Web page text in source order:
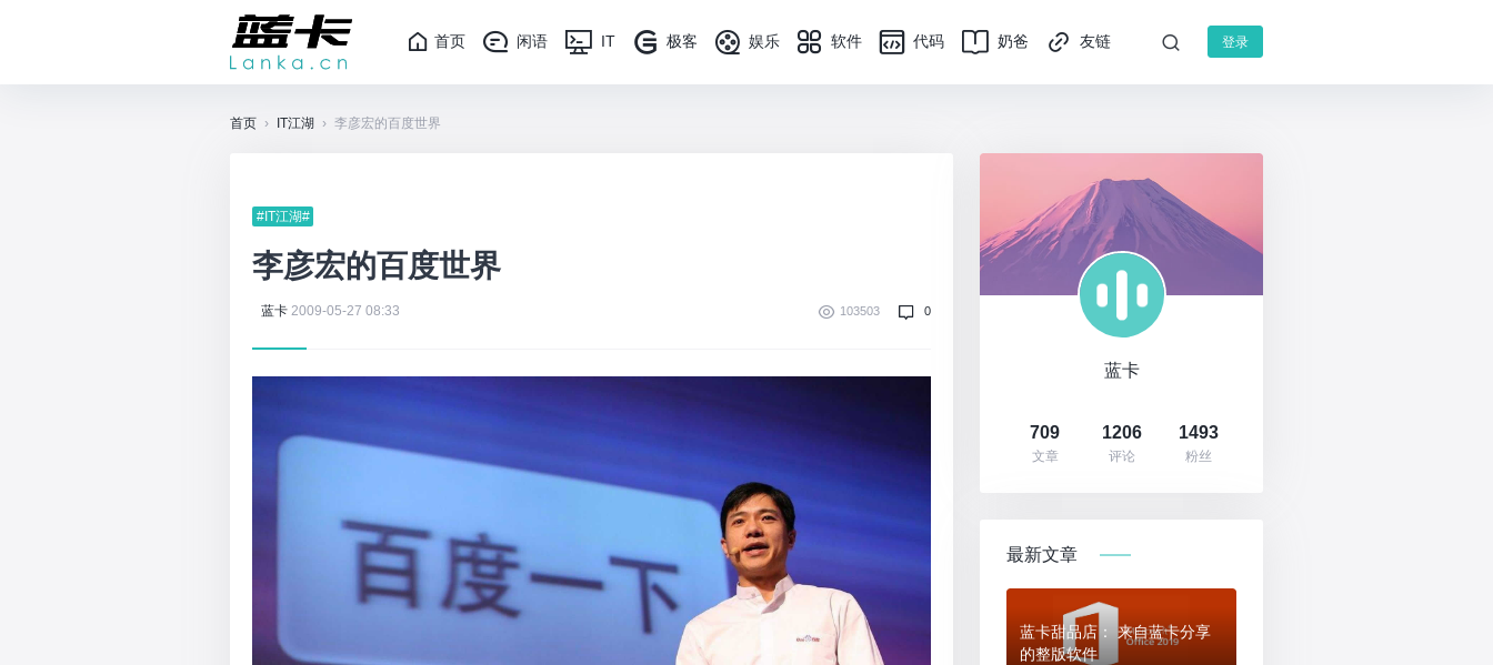
首页 闲语 IT 极客 娱乐 软件 代码 奶爸 友链 登录
首页 › IT江湖 › 李彦宏的百度世界
#IT江湖#
李彦宏的百度世界
蓝卡 2009-05-27 08:33 103503 0
蓝卡
709
文章
1206
评论
1493
粉丝
最新文章
蓝卡甜品店： 来自蓝卡分享
的整版软件